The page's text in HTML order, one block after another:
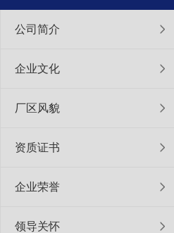
公司简介
企业文化
厂区风貌
资质证书
企业荣誉
领导关怀